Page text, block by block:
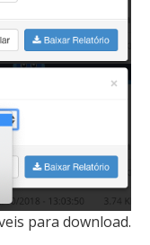
para download.